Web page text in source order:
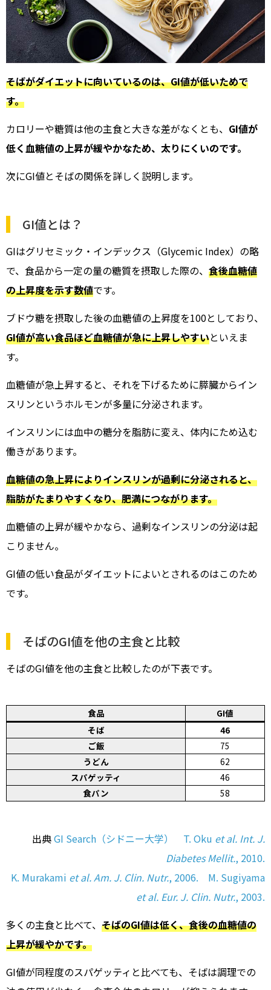
そばがダイエットに向いているのは、GI値が低いためで
す。
カロリーや糖質は他の主食と大きな差がなくとも、 GI値が
低く血糖値の上昇が緩やかなため、太りにくいのです。
次にGI値とそばの関係を詳しく説明します。
GI値とは？
GIはグリセミック・インデックス（Glycemic Index）の略
で、食品から一定の量の糖質を摂取した際の、 食後血糖値
の上昇度を示す数値です。
ブドウ糖を摂取した後の血糖値の上昇度を100としており、
GI値が高い食品ほど血糖値が急に上昇しやすいといえま
す。
血糖値が急上昇すると、それを下げるために膵臓からイン
スリンというホルモンが多量に分泌されます。
インスリンには血中の糖分を脂肪に変え、体内にため込む
働きがあります。
血糖値の急上昇によりインスリンが過剰に分泌されると、
脂肪がたまりやすくなり、肥満につながります。
血糖値の上昇が緩やかなら、過剰なインスリンの分泌は起
こりません。
GI値の低い食品がダイエットによいとされるのはこのため
です。
そばのGI値を他の主食と比較
そばのGI値を他の主食と比較したのが下表です。
食品
GI値
そば
46
ご飯
75
うどん
62
スパゲッティ
46
食パン
58
出典GI Search（シドニー大学） T. Oku et al. Int. J.
Diabetes Mellit., 2010.
K. Murakami et al.Am. J. Clin. Nutr., 2006. M. Sugiyama
et al. Eur. J. Clin. Nutr., 2003.
多くの主食と比べて、 そばのGI値は低く、食後の血糖値の
上昇が緩やかです。
GI値が同程度のスパゲッティと比べても、そばは調理での